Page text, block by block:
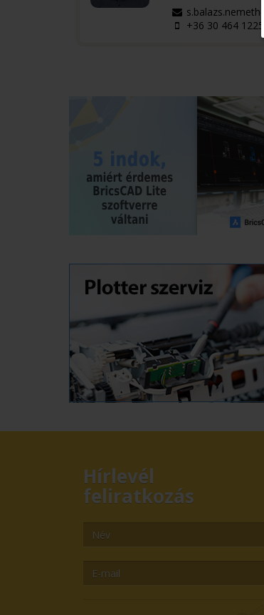
+36 30 464 1225
Hírlevél
feliratkozás